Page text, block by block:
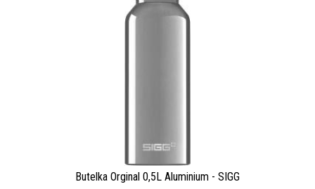
Butelka Orginal 0,5L Aluminium - SIGG